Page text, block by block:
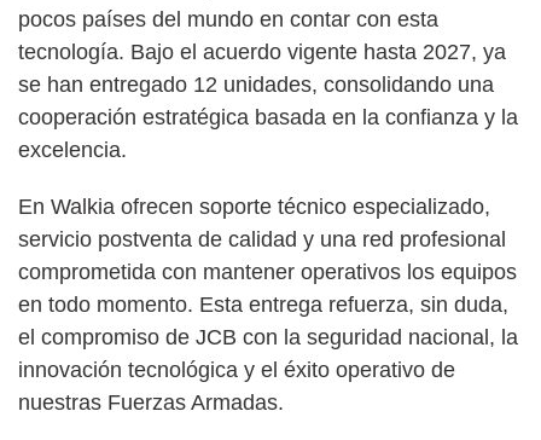
pocos países del mundo en contar con esta
tecnología. Bajo el acuerdo vigente hasta 2027, ya
se han entregado 12 unidades, consolidando una
cooperación estratégica basada en la confianza y la
excelencia.
En Walkia ofrecen soporte técnico especializado,
servicio postventa de calidad y una red profesional
comprometida con mantener operativos los equipos
en todo momento. Esta entrega refuerza, sin duda,
el compromiso de JCB con la seguridad nacional, la
innovación tecnológica y el éxito operativo de
nuestras Fuerzas Armadas.